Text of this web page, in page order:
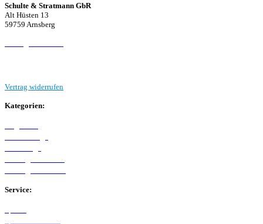
Schulte & Stratmann GbR
Alt Hüsten 13
59759 Arnsberg
Vertrag widerrufen
Kategorien:
Service: